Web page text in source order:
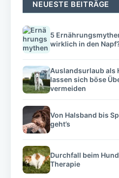
NEUESTE BEITRÄGE
5
wirklich in den
Auslandsurlaub als
lassen sich böse
vermeiden
Von Halsband bis
geht’s
Durchfall beim
Therapie